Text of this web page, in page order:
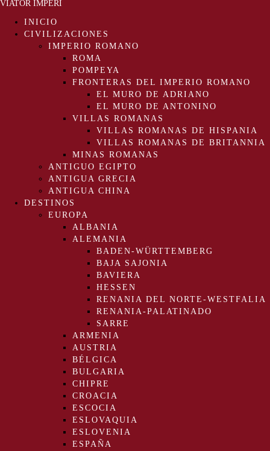
VIATOR IMPERI
INICIO
CIVILIZACIONES
IMPERIO ROMANO
ROMA
POMPEYA
FRONTERAS DEL IMPERIO ROMANO
EL MURO DE ADRIANO
EL MURO DE ANTONINO
VILLAS ROMANAS
VILLAS ROMANAS DE HISPANIA
VILLAS ROMANAS DE BRITANNIA
MINAS ROMANAS
ANTIGUO EGIPTO
ANTIGUA GRECIA
ANTIGUA CHINA
DESTINOS
EUROPA
ALBANIA
ALEMANIA
BADEN-WÜRTTEMBERG
BAJA SAJONIA
BAVIERA
HESSEN
RENANIA DEL NORTE-WESTFALIA
RENANIA-PALATINADO
SARRE
ARMENIA
AUSTRIA
BÉLGICA
BULGARIA
CHIPRE
CROACIA
ESCOCIA
ESLOVAQUIA
ESLOVENIA
ESPAÑA